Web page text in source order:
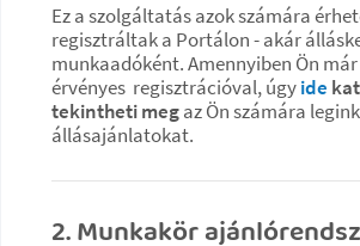
Ez a szolgáltatás azok számára
regisztráltak a Portálon - akár
munkaadóként. Amennyiben Ön
érvényes regisztrációval, úgyide
tekintheti megaz Ön számára
állásajánlatokat.
2. Munkakör